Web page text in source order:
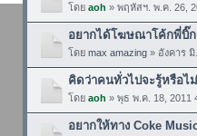
โดย aoh » พฤหัสฯ. พ.ค. 26,
อยากได้โฆษณาโค้กพี่บิ๊
โดย max amazing» อังคาร มิ.
คิดว่าคนทั่วไปจะรู้หรือไ
โดย aoh » พุธ พ.ค. 18, 2011
อยากให้ทาง Coke